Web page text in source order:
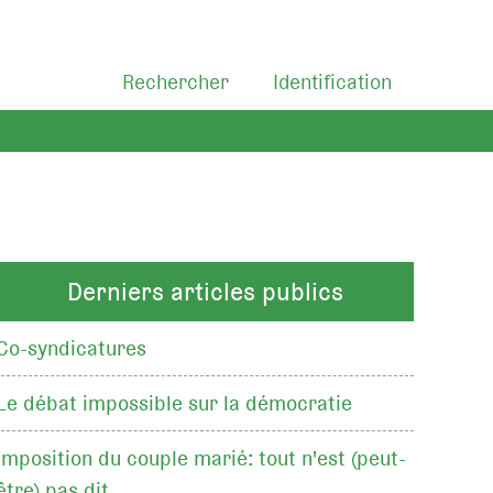
Identification
Rechercher
Derniers articles publics
syndicatures
débat impossible sur la démocratie
du couple marié: tout n'est (peut-